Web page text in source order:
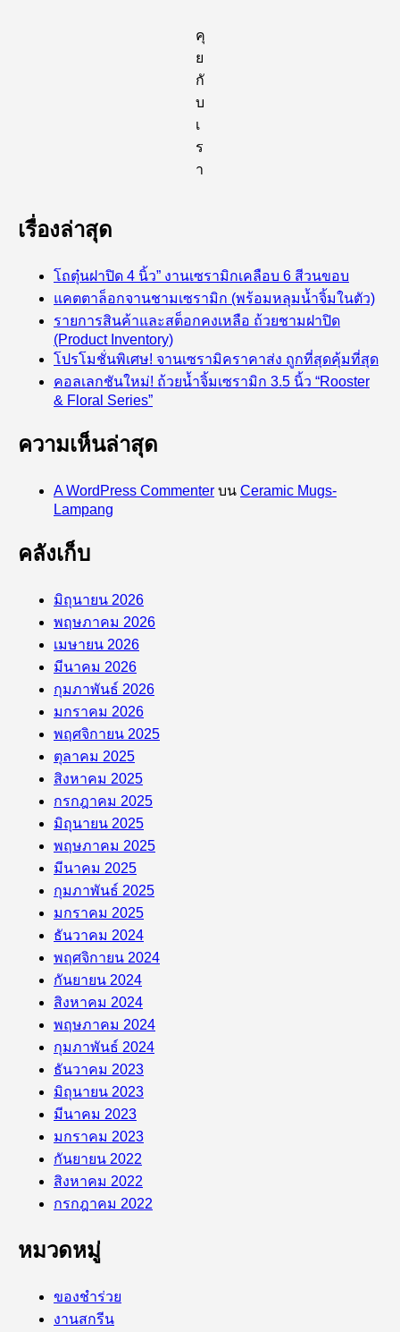
คุ
ย
กั
บ
เ
ร
า
เรื่องล่าสุด
โถตุ๋นฝาปิด 4 นิ้ว” งานเซรามิกเคลือบ 6 สีวนขอบ
แคตตาล็อกจานชามเซรามิก (พร้อมหลุมน้ำจิ้มในตัว)
รายการสินค้าและสต็อกคงเหลือ ถ้วยชามฝาปิด
(Product Inventory)
โปรโมชั่นพิเศษ! จานเซรามิคราคาส่ง ถูกที่สุดคุ้มที่สุด
คอลเลกชันใหม่! ถ้วยน้ำจิ้มเซรามิก 3.5 นิ้ว “Rooster
& Floral Series”
ความเห็นล่าสุด
A WordPress Commenter บน Ceramic Mugs-
Lampang
คลังเก็บ
มิถุนายน 2026
พฤษภาคม 2026
เมษายน 2026
มีนาคม 2026
กุมภาพันธ์ 2026
มกราคม 2026
พฤศจิกายน 2025
ตุลาคม 2025
สิงหาคม 2025
กรกฎาคม 2025
มิถุนายน 2025
พฤษภาคม 2025
มีนาคม 2025
กุมภาพันธ์ 2025
มกราคม 2025
ธันวาคม 2024
พฤศจิกายน 2024
กันยายน 2024
สิงหาคม 2024
พฤษภาคม 2024
กุมภาพันธ์ 2024
ธันวาคม 2023
มิถุนายน 2023
มีนาคม 2023
มกราคม 2023
กันยายน 2022
สิงหาคม 2022
กรกฎาคม 2022
หมวดหมู่
ของชำร่วย
งานสกรีน